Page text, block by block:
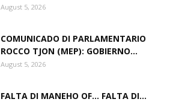
August 5, 2026
COMUNICADO DI PARLAMENTARIO
ROCCO TJON (MEP): GOBIERNO...
August 5, 2026
FALTA DI MANEHO OF… FALTA DI...